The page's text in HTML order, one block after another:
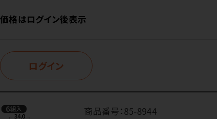
価格はログイン後表示
ログイン
商品番号：85-8944